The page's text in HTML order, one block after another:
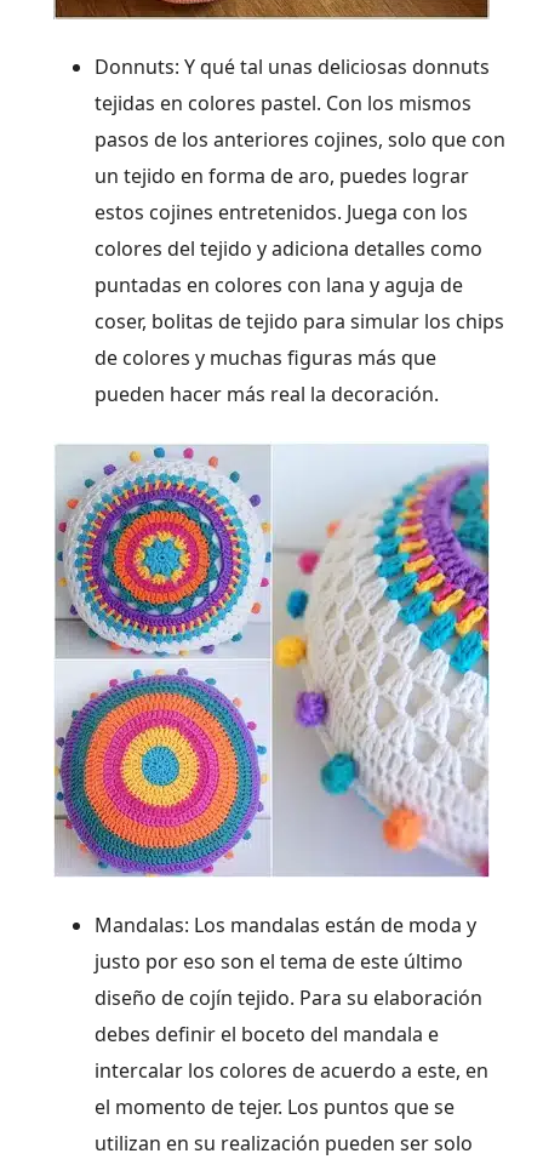
Donnuts: Y qué tal unas deliciosas donnuts
tejidas en colores pastel. Con los mismos
pasos de los anteriores cojines, solo que con
un tejido en forma de aro, puedes lograr
estos cojines entretenidos. Juega con los
colores del tejido y adiciona detalles como
puntadas en colores con lana y aguja de
coser, bolitas de tejido para simular los chips
de colores y muchas figuras más que
pueden hacer más real la decoración.
Mandalas: Los mandalas están de moda y
justo por eso son el tema de este último
diseño de cojín tejido. Para su elaboración
debes definir el boceto del mandala e
intercalar los colores de acuerdo a este, en
el momento de tejer. Los puntos que se
utilizan en su realización pueden ser solo